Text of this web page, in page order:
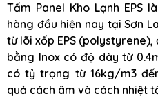
Tấm Panel Kho Lạnh EPS
hàng đầu hiện nay tại Sơn
từ lõi xốp EPS
bằng Inox có độ dày từ
có tỷ trọng từ 16kg/m3
quả cách âm và cách nhiệt